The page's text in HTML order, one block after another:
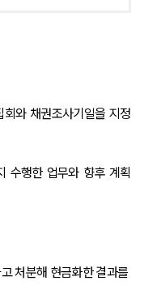
와 채권조사기일을 지정
수행한 업무와 향후 계획
처분해 현금화한 결과를